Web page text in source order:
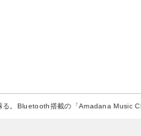
る。Bluetooth搭載の「Amadana Music